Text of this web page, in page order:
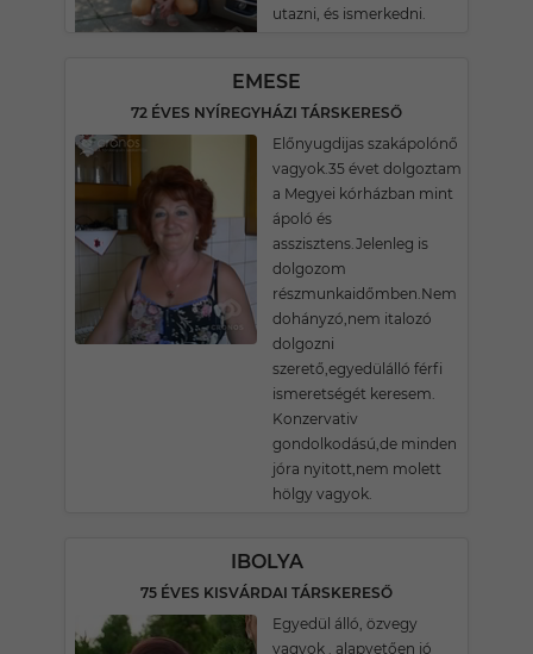
utazni, és ismerkedni.
EMESE
72 ÉVES NYÍREGYHÁZI TÁRSKERESŐ
Előnyugdijas szakápolónő
vagyok.35 évet dolgoztam
a Megyei kórházban mint
ápoló és
asszisztens.Jelenleg is
dolgozom
részmunkaidőmben.Nem
dohányzó,nem italozó
dolgozni
szerető,egyedülálló férfi
ismeretségét keresem.
Konzervativ
gondolkodású,de minden
jóra nyitott,nem molett
hölgy vagyok.
IBOLYA
75 ÉVES KISVÁRDAI TÁRSKERESŐ
Egyedül álló, özvegy
vagyok . alapvetően jó